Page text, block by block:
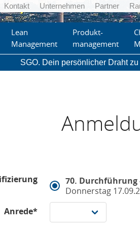
Kontakt Unternehmen Partner
Lean
Management
Produkt-
management
SGO. Dein persönlicher Draht
70. Durchführung
Donnerstag
Anrede*